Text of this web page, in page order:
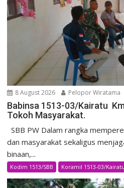
8 August 2026 Pelopor Wiratama
Babinsa 1513-03/Kairatu
Tokoh Masyarakat.
SBB PW Dalam rangka
dan masyarakat sekaligus
binaan,...
Kodim 1513/SBB Koramil 1513-03/Kairatu